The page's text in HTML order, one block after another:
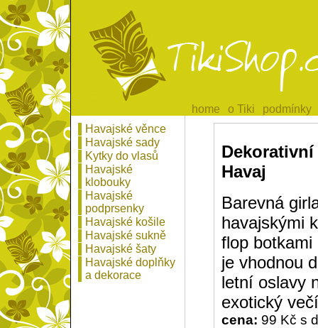
home
home o Tiki
o Tiki podmínky
podmínky
Havaj
Barevná
havajskými
flop botkami
je vhodnou
letní oslavy
exotický
cena: 99 Kč s
Havajské věnce
Havajské sady
Kytky do vlasů
Havajské
klobouky
Havajské
podprsenky
Havajské košile
Havajské sukně
Havajské šaty
Havajské doplňky
a dekorace